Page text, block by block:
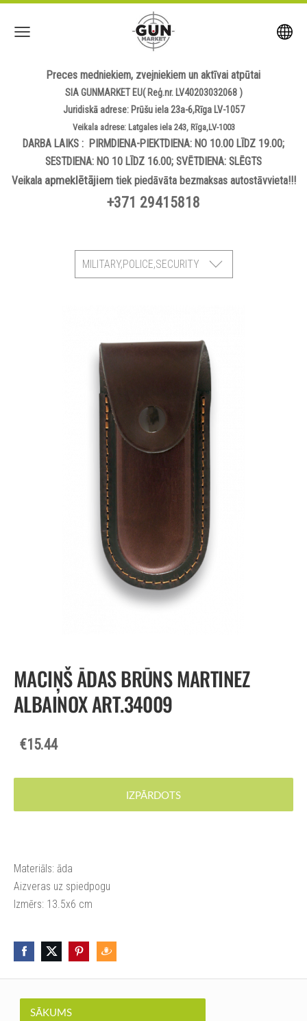
Preces medniekiem, zvejniekiem un aktīvai atpūtai
SIA GUNMARKET EU( Reģ.nr. LV40203032068 )
Juridiskā adrese: Prūšu iela 23a-6,Rīga LV-1057
Veikala adrese: Latgales iela 243, Rīga,LV-1003
DARBA LAIKS : PIRMDIENA-PIEKTDIENA: NO 10.00 LĪDZ 19.00;
SESTDIENA: NO 10 LĪDZ 16.00; SVĒTDIENA: SLĒGTS
Veikala apmeklētājiemtiek piedāvāta bezmaksas autostāvvieta!!!
+371 29415818
MILITARY,POLICE,SECURITY
SĀKUMS
MACIŅŠ ĀDAS BRŪNS MARTINEZ
ALBAINOX ART.34009
€15.44
IZPĀRDOTS
Materiāls: āda
Aizveras uz spiedpogu
Izmērs: 13.5x6 cm